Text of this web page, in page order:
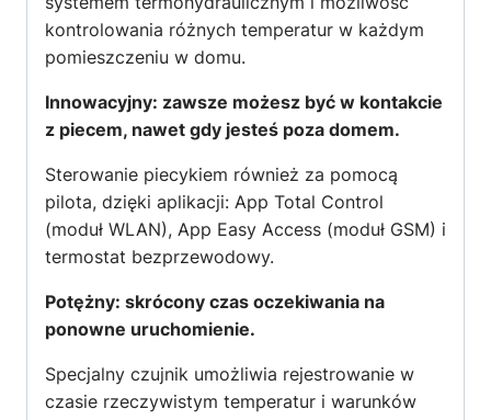
kontrolowania różnych temperatur w każdym
pomieszczeniu w domu.
Innowacyjny: zawsze możesz być w kontakcie
z piecem, nawet gdy jesteś poza domem.
Sterowanie piecykiem również za pomocą
pilota, dzięki aplikacji: App Total Control
(moduł WLAN), App Easy Access (moduł GSM) i
termostat bezprzewodowy.
Potężny: skrócony czas oczekiwania na
ponowne uruchomienie.
Specjalny czujnik umożliwia rejestrowanie w
czasie rzeczywistym temperatur i warunków